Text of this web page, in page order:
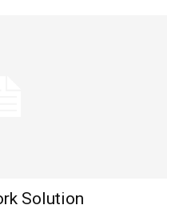
Solution